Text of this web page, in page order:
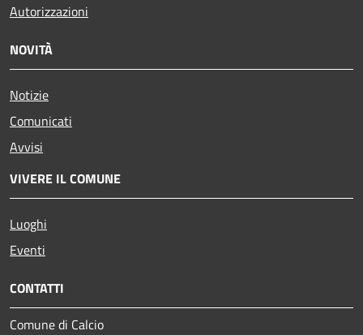
Autorizzazioni
NOVITÀ
Notizie
Comunicati
Avvisi
VIVERE IL COMUNE
Luoghi
Eventi
CONTATTI
Comune di Calcio